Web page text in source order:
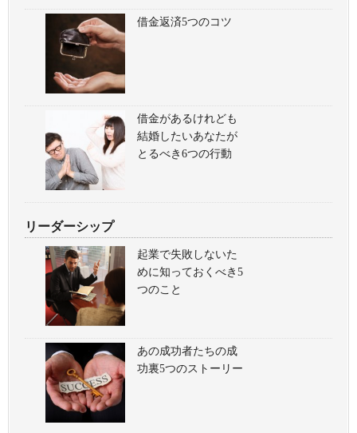
借金返済5つのコツ
借金があるけれども
結婚したいあなたが
とるべき6つの行動
リーダーシップ
起業で失敗しないた
めに知っておくべき5
つのこと
あの成功者たちの成
功裏5つのストーリー